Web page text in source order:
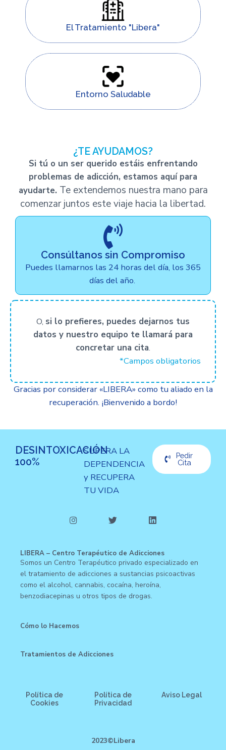
El Tratamiento "Libera"
Entorno Saludable
¿TE AYUDAMOS?
Si tú o un ser querido estáis enfrentando
problemas de adicción, estamos aquí para
ayudarte. Te extendemos nuestra mano para
comenzar juntos este viaje hacia la libertad.
Consúltanos sin Compromiso
Puedes llamarnos las 24 horas del día, los 365
días del año.
O, si lo prefieres, puedes dejarnos tus
datos y nuestro equipo te llamará para
concretar una cita.
*Campos obligatorios
Gracias por considerar «LIBERA» como tu aliado en la
recuperación. ¡Bienvenido a bordo!
DESINTOXICACIÓN
100%
SUPERA LA
DEPENDENCIA
y RECUPERA
TU VIDA
Pedir
Cita
LIBERA – Centro Terapéutico de Adicciones
Somos un Centro Terapéutico privado especializado en
el tratamiento de adicciones a sustancias psicoactivas
como el alcohol, cannabis, cocaína, heroína,
benzodiacepinas u otros tipos de drogas.
Cómo lo Hacemos
Tratamientos de Adicciones
Política de
Cookies
Política de
Privacidad
Aviso Legal
2023©Libera